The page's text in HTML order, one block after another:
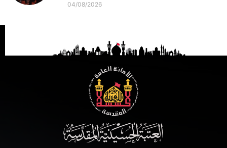
04/08/2026